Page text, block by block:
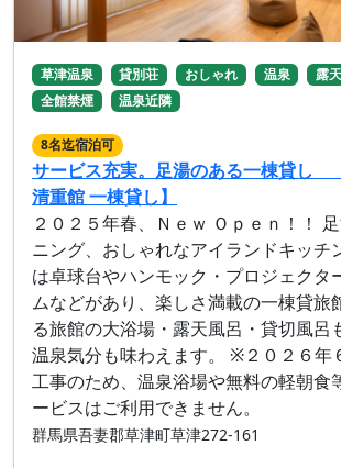
草津温泉 貸別荘 おしゃれ 温泉 露
全館禁煙
温泉近隣
8名迄宿泊可
サービス充実。足湯のある一棟貸し
清重館 一棟貸し】
２０２５年春、Ｎｅｗ Ｏｐｅｎ！！
ニング、おしゃれなアイランドキッチ
は卓球台やハンモック・プロジェクタ
ムなどがあり、楽しさ満載の一棟貸旅
る旅館の大浴場・露天風呂・貸切風呂
温泉気分も味わえます。 ※２０２６年
工事のため、温泉浴場や無料の軽朝食
ービスはご利用できません。
群馬県吾妻郡草津町草津272-161